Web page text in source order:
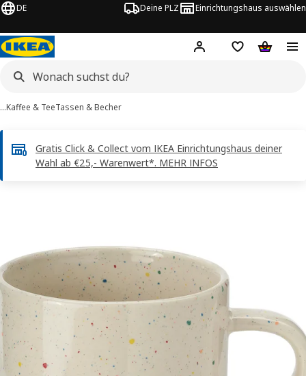
DE Deine PLZ Einrichtungshaus auswählen
Hej! Jetzt anmelden.
Einkaufsliste
…Kaffee & TeeTassen & Becher
Gratis Click & Collect vom IKEA Einrichtungshaus deiner
Wahl ab €25,- Warenwert*. MEHR INFOS